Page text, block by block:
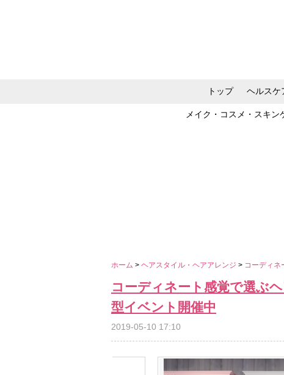
トップ ヘルスケ
メイク・コスメ・スキン
ホーム > ヘアスタイル・ヘアアレンジ > コーディネ
コーディネート感覚で選ぶ
型イベント開催中
2019-05-10 17:10